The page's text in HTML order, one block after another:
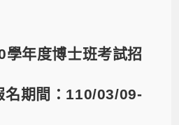
年度博士班考試招
名期間：110/03/09-